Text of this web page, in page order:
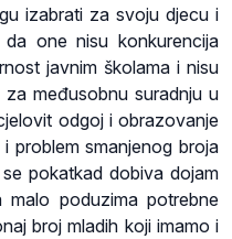
izabrati za svoju djecu i
one nisu konkurencija
javnim školama i nisu
međusobnu suradnju u
odgoj i obrazovanje
problem smanjenog broja
pokatkad dobiva dojam
poduzima potrebne
broj mladih koji imamo i